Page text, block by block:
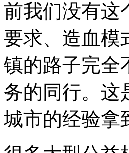
前我们没有这
要求、造血模
镇的路子完全
务的同行。这
城市的经验拿